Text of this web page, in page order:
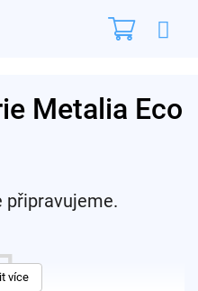
Metalia Eco
připravujeme.
více